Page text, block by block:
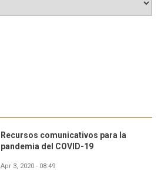
Recursos comunicativos para la
pandemia del COVID-19
Apr 3, 2020 - 08:49